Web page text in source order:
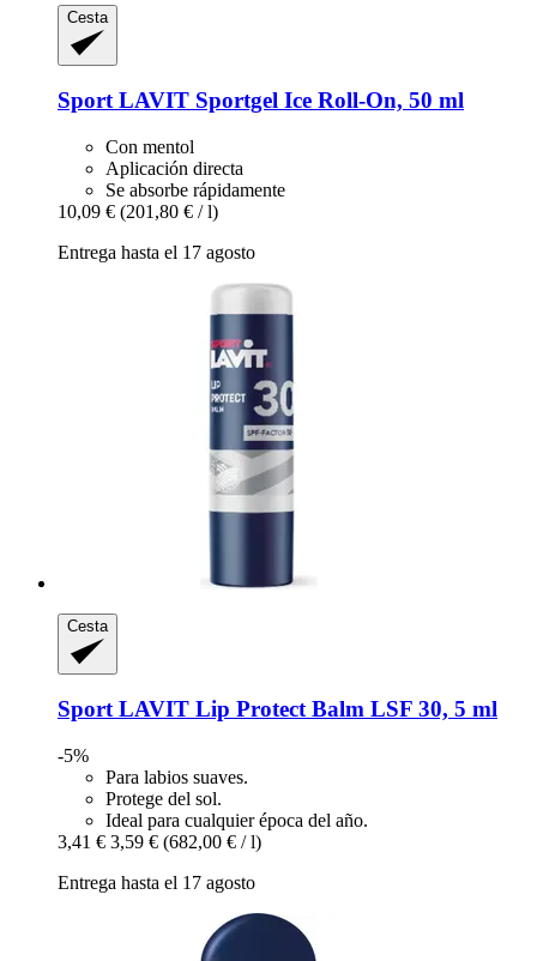
Cesta
Sport LAVIT Sportgel Ice Roll-​On, 50 ml
Con mentol
Aplicación directa
Se absorbe rápidamente
10,09 € (201,80 € / l)
Entrega hasta el 17 agosto
Cesta
Sport LAVIT Lip Protect Balm LSF 30, 5 ml
-5%
Para labios suaves.
Protege del sol.
Ideal para cualquier época del año.
3,41 € 3,59 € (682,00 € / l)
Entrega hasta el 17 agosto